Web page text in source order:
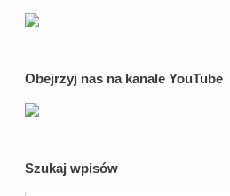
Obejrzyj nas na kanale YouTube
Szukaj wpisów